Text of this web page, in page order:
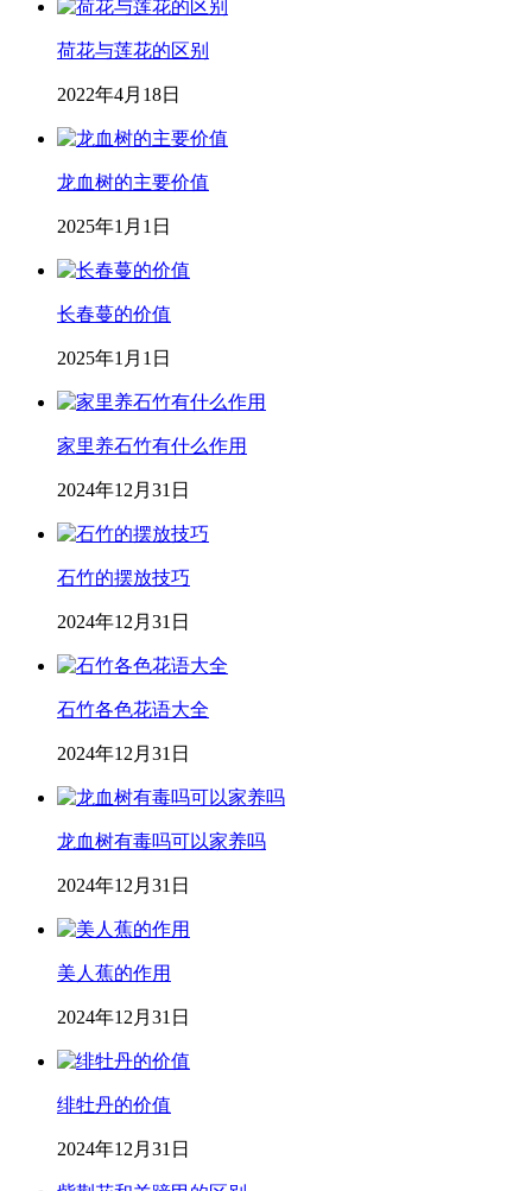
荷花与莲花的区别
2022年4月18日
龙血树的主要价值
2025年1月1日
长春蔓的价值
2025年1月1日
家里养石竹有什么作用
2024年12月31日
石竹的摆放技巧
2024年12月31日
石竹各色花语大全
2024年12月31日
龙血树有毒吗可以家养吗
2024年12月31日
美人蕉的作用
2024年12月31日
绯牡丹的价值
2024年12月31日